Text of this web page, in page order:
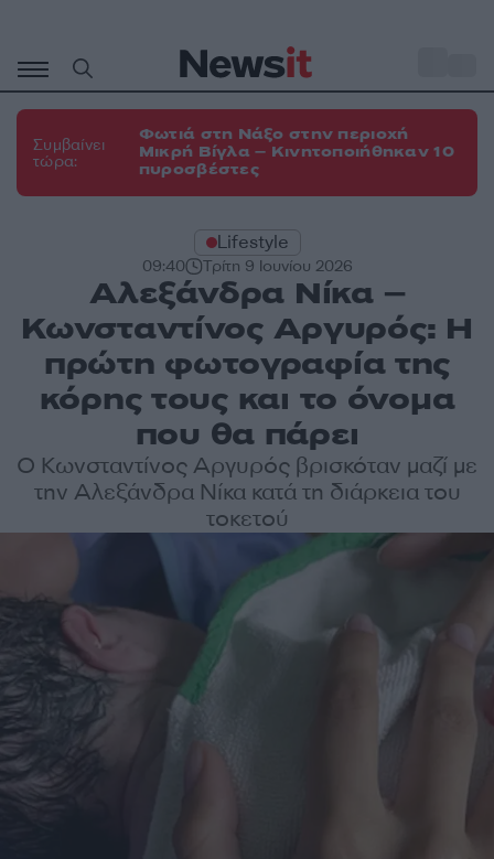
περιεχόμενο
Συμβαίνει
τώρα:
Φωτιά στη Νάξο στην περιοχή
Μικρή Βίγλα – Κινητοποιήθηκαν 10
πυροσβέστες
Lifestyle
09:40 Τρίτη 9 Ιουνίου 2026
Αλεξάνδρα Νίκα –
Κωνσταντίνος Αργυρός: Η
πρώτη φωτογραφία της
κόρης τους και το όνομα
που θα πάρει
Ο Κωνσταντίνος Αργυρός βρισκόταν μαζί με
την Αλεξάνδρα Νίκα κατά τη διάρκεια του
τοκετού